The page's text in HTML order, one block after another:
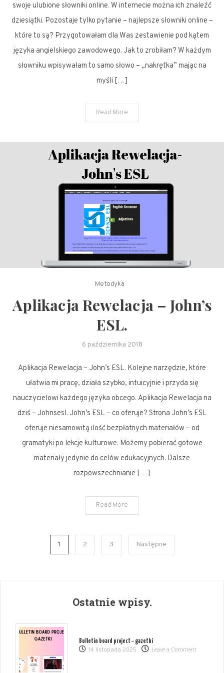
swoje ulubione słowniki online. W internecie można ich znaleźć
dziesiątki. Pozostaje tylko pytanie – najlepsze słowniki online –
które to są? Przygotowałam dla Was zestawienie pod kątem
języka angielskiego zawodowego. Jak to zrobiłam? W każdym
słowniku wpisywałam to samo słowo – „nakrętka” mając na
myśli […]
Read More
Metodyka
Aplikacja Rewelacja – John’s
ESL.
6 października 2018
Aplikacja Rewelacja – John’s ESL. Kolejne narzędzie, które
ułatwia mi pracę, działa szybko, intuicyjnie i przyda się
nauczycielowi każdego języka obcego. Aplikacja Rewelacja na
dziś – Johnsesl. John’s ESL – co oferuje? Strona John’s ESL
oferuje niesamowitą ilość bezpłatnych materiałów – od
gramatyki po lekcje kulturowe. Możemy pobierać gotowe
materiały jedynie do celów edukacyjnych. Dalsze
rozpowszechnianie […]
Read More
Stronicowanie
1 2 3 Następne
Ostatnie wpisy.
Bulletin board project – gazetki
14 listopada 2025 Leave a Comment